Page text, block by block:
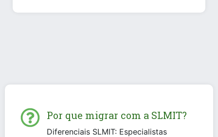
Por que migrar com a SLMIT?
Diferenciais SLMIT: Especialistas